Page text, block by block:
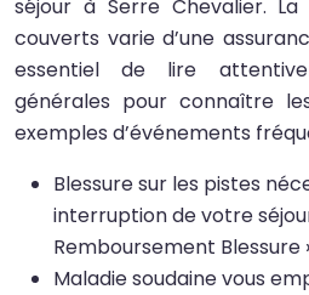
séjour à Serre Chevalier.
couverts varie d’une
essentiel de lire
générales pour connaître
exemples d’événements
Blessure sur les pistes
interruption de votre
Remboursement Blessure
Maladie soudaine vous